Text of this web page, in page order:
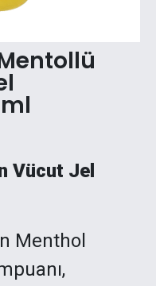
Vücut Jel
Menthol